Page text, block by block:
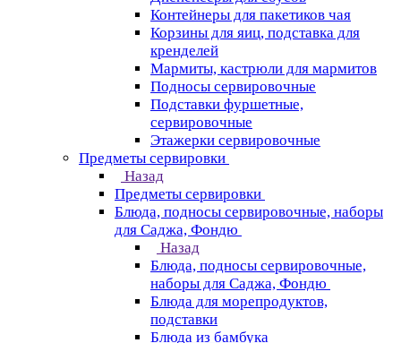
Контейнеры для пакетиков чая
Корзины для яиц, подставка для
кренделей
Мармиты, кастрюли для мармитов
Подносы сервировочные
Подставки фуршетные,
сервировочные
Этажерки сервировочные
Предметы сервировки
Назад
Предметы сервировки
Блюда, подносы сервировочные, наборы
для Саджа, Фондю
Назад
Блюда, подносы сервировочные,
наборы для Саджа, Фондю
Блюда для морепродуктов,
подставки
Блюда из бамбука